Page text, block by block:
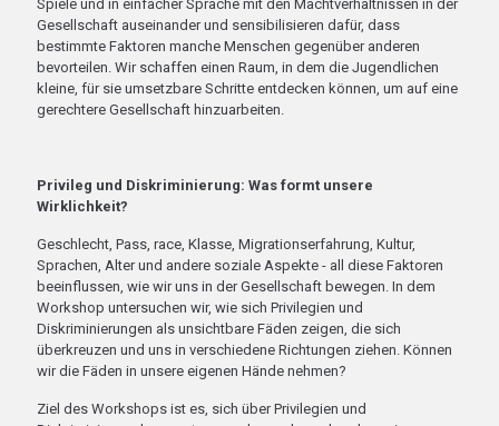
Spiele und in einfacher Sprache mit den Machtverhältnissen in der
Gesellschaft auseinander und sensibilisieren dafür, dass
bestimmte Faktoren manche Menschen gegenüber anderen
bevorteilen. Wir schaffen einen Raum, in dem die Jugendlichen
kleine, für sie umsetzbare Schritte entdecken können, um auf eine
gerechtere Gesellschaft hinzuarbeiten.
Privileg und Diskriminierung: Was formt unsere
Wirklichkeit?
Geschlecht, Pass, race, Klasse, Migrationserfahrung, Kultur,
Sprachen, Alter und andere soziale Aspekte - all diese Faktoren
beeinflussen, wie wir uns in der Gesellschaft bewegen. In dem
Workshop untersuchen wir, wie sich Privilegien und
Diskriminierungen als unsichtbare Fäden zeigen, die sich
überkreuzen und uns in verschiedene Richtungen ziehen. Können
wir die Fäden in unsere eigenen Hände nehmen?
Ziel des Workshops ist es, sich über Privilegien und